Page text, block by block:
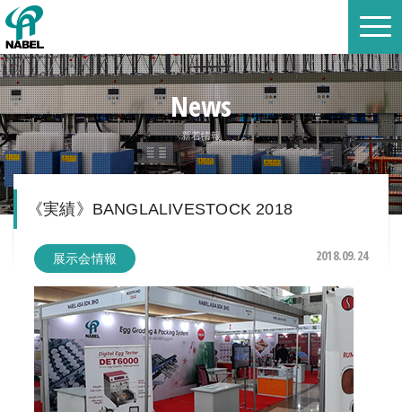
News
新着情報
《実績》BANGLALIVESTOCK 2018
展示会情報 2018.09.24